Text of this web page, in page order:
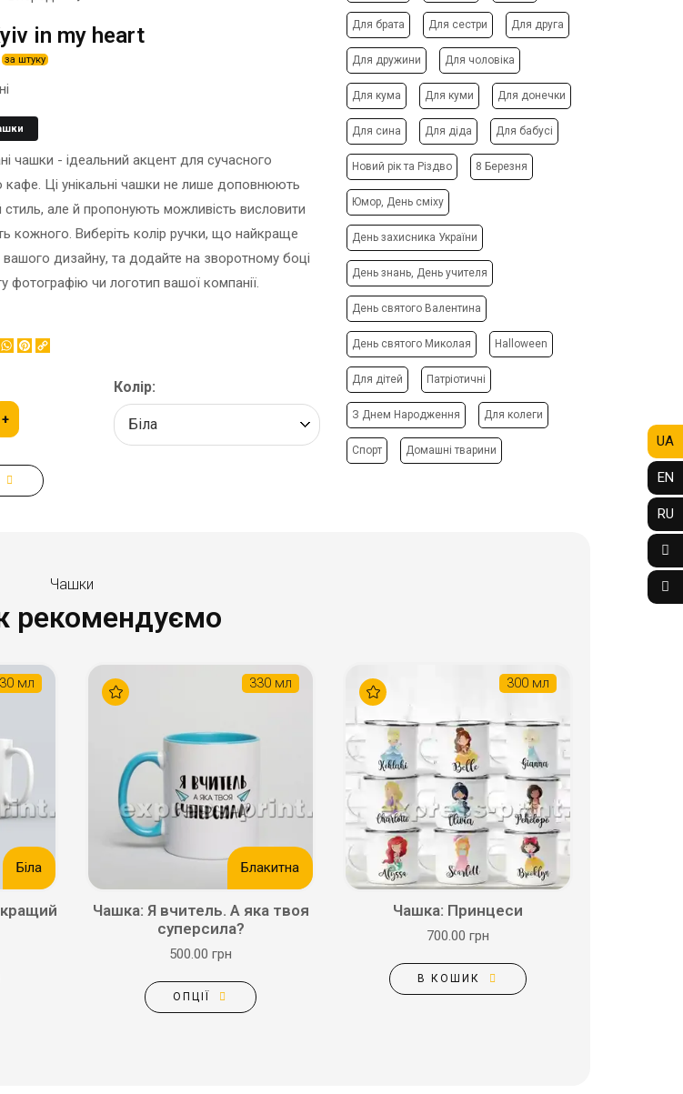
ЗНАЧКИ МЕТАЛЕВI
МЕДАЛІ
МЕТАЛ
НІЧНИК
ФОТОКУБИК
ФУТБОЛКИ / СВІТШОТИ /
ПОЛО / ХУДІ
ХОЛСТ, ПОЛОТНО
ЧОХЛИ ДЛЯ ТЕЛЕФОНУ
ШКАРПЕТКИ
ЯЛИНКОВI КУЛI
СІТІ-ЛАЙТИ
ТРАНСПОРТНА РЕКЛАМА
ДИЗАЙН ПОСЛУГИ
ЗАПРАВКА/СЕРВІС
КАРТРИДЖІВ
ВИГОТОВЛЕННЯ ШТАМПІВ
in my heart
за штуку
чашки - ідеальний акцент для сучасного
Ці унікальні чашки не лише доповнюють
але й пропонують можливість висловити
кожного. Виберіть колір ручки, що найкраще
дизайну, та додайте на зворотному боці
фотографію чи логотип вашої компанії.
Telegram
WhatsApp
Pinterest
+
Колір:
Для брата Для сестри Для друга
Для дружини Для чоловіка
Для кума Для куми Для донечки
Для сина Для діда Для бабусі
Новий рік та Різдво 8 Березня
Юмор, День сміху
День захисника України
День знань, День учителя
День святого Валентина
День святого Миколая Halloween
Для дітей Патріотичні
З Днем Народження Для колеги
Спорт Домашні тварини
Чашки
рекомендуємо
мл
Біла
330 мл
Блакитна
Чашка: Я вчитель. А яка твоя
суперсила?
500.00 грн
ОПЦІЇ
300 мл
Чашка: Принцеси
700.00 грн
В КОШИК
UA
EN
RU